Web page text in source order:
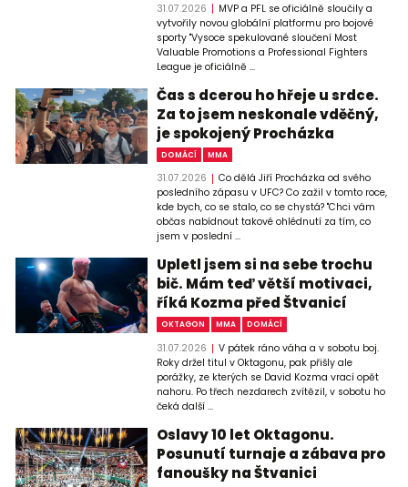
31.07.2026
MVP a PFL se oficiálně sloučily a
vytvořily novou globální platformu pro bojové
sporty "Vysoce spekulované sloučení Most
Valuable Promotions a Professional Fighters
League je oficiálně ...
Čas s dcerou ho hřeje u srdce.
Za to jsem neskonale vděčný,
je spokojený Procházka
DOMÁCÍ MMA
31.07.2026
Co dělá Jiří Procházka od svého
posledního zápasu v UFC? Co zažil v tomto roce,
kde bych, co se stalo, co se chystá? "Chci vám
občas nabídnout takové ohlédnutí za tím, co
jsem v poslední ...
Upletl jsem si na sebe trochu
bič. Mám teď větší motivaci,
říká Kozma před Štvanicí
OKTAGON MMA DOMÁCÍ
31.07.2026
V pátek ráno váha a v sobotu boj.
Roky držel titul v Oktagonu, pak přišly ale
porážky, ze kterých se David Kozma vrací opět
nahoru. Po třech nezdarech zvítězil, v sobotu ho
čeká další ...
Oslavy 10 let Oktagonu.
Posunutí turnaje a zábava pro
fanoušky na Štvanici